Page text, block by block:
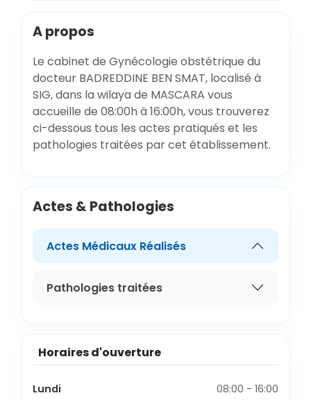
A propos
Le cabinet de Gynécologie obstétrique du
docteur BADREDDINE BEN SMAT, localisé à
SIG, dans la wilaya de MASCARA vous
accueille de 08:00h à 16:00h, vous trouverez
ci-dessous tous les actes pratiqués et les
pathologies traitées par cet établissement.
Actes & Pathologies
Actes Médicaux Réalisés
Pathologies traitées
Horaires d'ouverture
Lundi
08:00 - 16:00